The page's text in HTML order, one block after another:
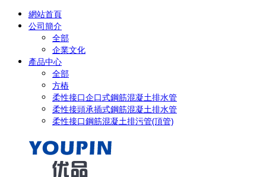
網站首頁
公司簡介
全部
企業文化
產品中心
全部
方樁
柔性接口企口式鋼筋混凝土排水管
柔性接頭承插式鋼筋混凝土排水管
柔性接口鋼筋混凝土排污管(頂管)